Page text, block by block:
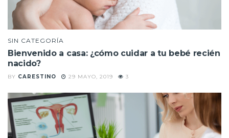
SIN CATEGORÍA
Bienvenido a casa: ¿cómo cuidar a tu bebé recién
nacido?
BY CARESTINO 29 MAYO, 2019 3